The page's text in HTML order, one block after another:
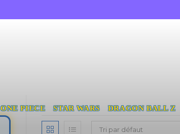
ONE PIECE STAR WARS DRAGON BALL Z
Tri par défaut